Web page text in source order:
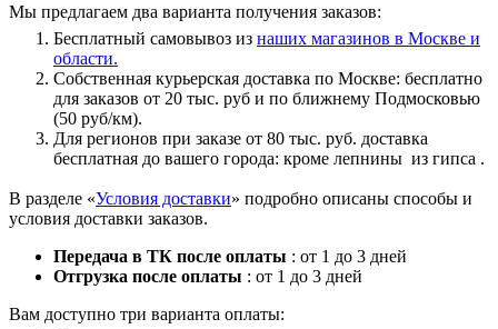
Мы предлагаем два варианта получения заказов:
Бесплатный самовывоз из наших магазинов в Москве и
области.
Собственная курьерская доставка по Москве: бесплатно
для заказов от 20 тыс. руб и по ближнему Подмосковью
(50 руб/км).
Для регионов при заказе от 80 тыс. руб. доставка
бесплатная до вашего города: кроме лепнины из гипса .
В разделе «Условия доставки» подробно описаны способы и
условия доставки заказов.
Передача в ТК после оплаты : от 1 до 3 дней
Отгрузка после оплаты : от 1 до 3 дней
Вам доступно три варианта оплаты: